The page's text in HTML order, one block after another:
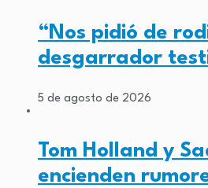
“Nos pidió de
desgarrador
5 de agosto de 2026
Tom Holland y
encienden